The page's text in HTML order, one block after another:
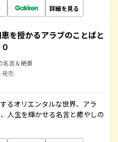
詳細を見る
を授かるアラブのことばと
名言＆絶景
発売
るオリエンタルな世界、アラ
人生を輝かせる名言と癒やしの